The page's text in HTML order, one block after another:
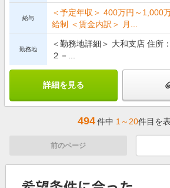
給与
＜予定年収＞ 400万円～1,000
給制 ＜賃金内訳＞ 月...
勤務地
＜勤務地詳細＞ 大和支店 住所
２－...
詳細を見る
494件中 1～20件目を
前のページ